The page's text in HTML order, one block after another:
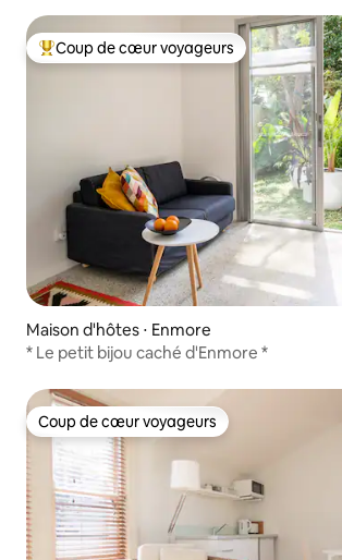
Coups de cœur voyageurs les plus
Coup de cœur voyageurs
Maison d'hôtes ⋅ Enmore
* Le petit bijou caché d'Enmore *
Coup de cœur voyageurs
Coup de cœur voyageurs